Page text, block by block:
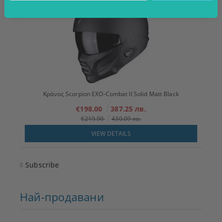
Κράνος Scorpion EXO-Combat II Solid Matt Black
€198.00 387.25 лв.
€219.90
430.09 лв.
VIEW DETAILS
Subscribe
Най-продавани